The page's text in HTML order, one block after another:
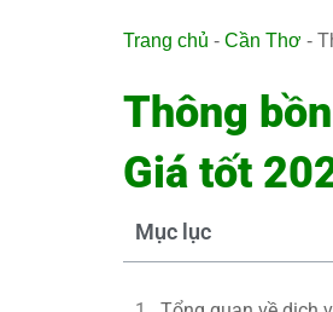
Trang chủ - Cần Thơ -
Thông
Giá tốt
Mục lục